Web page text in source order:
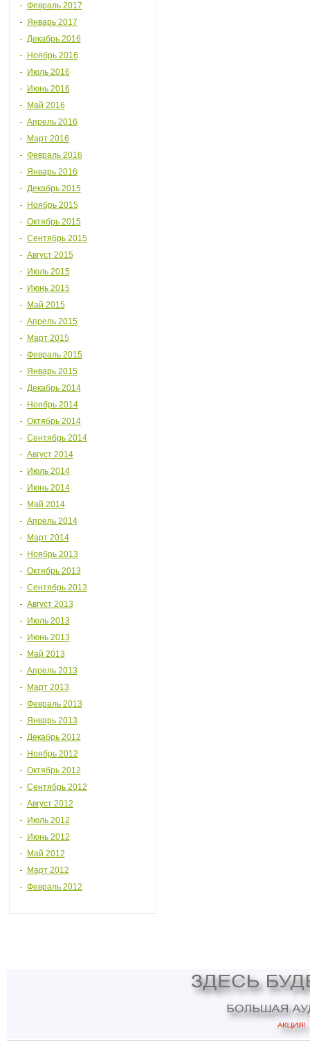
Февраль 2017
Январь 2017
Декабрь 2016
Ноябрь 2016
Июль 2016
Июнь 2016
Май 2016
Апрель 2016
Март 2016
Февраль 2016
Январь 2016
Декабрь 2015
Ноябрь 2015
Октябрь 2015
Сентябрь 2015
Август 2015
Июль 2015
Июнь 2015
Май 2015
Апрель 2015
Март 2015
Февраль 2015
Январь 2015
Декабрь 2014
Ноябрь 2014
Октябрь 2014
Сентябрь 2014
Август 2014
Июль 2014
Июнь 2014
Май 2014
Апрель 2014
Март 2014
Ноябрь 2013
Октябрь 2013
Сентябрь 2013
Август 2013
Июль 2013
Июнь 2013
Май 2013
Апрель 2013
Март 2013
Февраль 2013
Январь 2013
Декабрь 2012
Ноябрь 2012
Октябрь 2012
Сентябрь 2012
Август 2012
Июль 2012
Июнь 2012
Май 2012
Март 2012
Февраль 2012